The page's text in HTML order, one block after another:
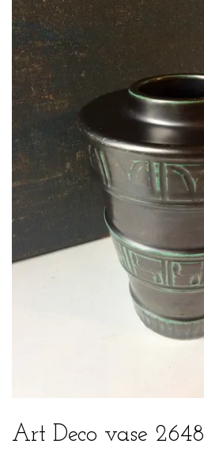
Art Deco vase 2648